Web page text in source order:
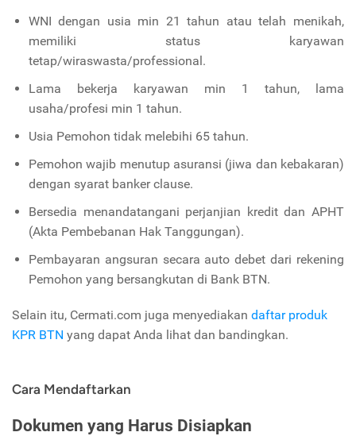
WNI dengan usia min 21 tahun atau telah menikah,
memiliki status karyawan
tetap/wiraswasta/professional.
Lama bekerja karyawan min 1 tahun, lama
usaha/profesi min 1 tahun.
Usia Pemohon tidak melebihi 65 tahun.
Pemohon wajib menutup asuransi (jiwa dan kebakaran)
dengan syarat banker clause.
Bersedia menandatangani perjanjian kredit dan APHT
(Akta Pembebanan Hak Tanggungan).
Pembayaran angsuran secara auto debet dari rekening
Pemohon yang bersangkutan di Bank BTN.
Selain itu, Cermati.com juga menyediakan daftar produk
KPR BTN yang dapat Anda lihat dan bandingkan.
Cara Mendaftarkan
Dokumen yang Harus Disiapkan